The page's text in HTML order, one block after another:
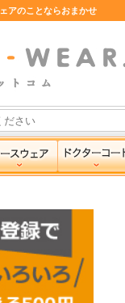
アのことならおまかせ